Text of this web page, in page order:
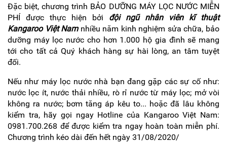
LINH
KIỆN
MÁY
LỌC
NƯỚC
LỌC
TỔNG,
CÔNG
NGHIỆP
THIẾT
BỊ
NHÀ
BẾP
KANGAROO
Đặc biệt, chương trình BẢO DƯỠNG MÁY LỌC NƯỚC MIỄN
PHÍ được thực hiện bởi đội ngũ nhân viên kĩ thuật
Kangaroo Việt Namnhiều năm kinh nghiệm sửa chữa, bảo
dưỡng máy lọc nước cho hơn 1.000 hộ gia đình sẽ mang
tới cho tất cả Quý khách hàng sự hài lòng, an tâm tuyệt
đối.
Nếu như máy lọc nước nhà bạn đang gặp các sự cố như:
nước lọc ít, nước thải nhiều, rò rỉ nước từ máy lọc; mở vòi
không ra nước; bơm tăng áp kêu to... hoặc đã lâu không
kiểm tra, hãy gọi ngay Hotline của Kangaroo Việt Nam:
0981.700.268 để được kiểm tra ngay hoàn toàn miễn phí.
Chương trình kéo dài đến hết ngày 31/08/2020/